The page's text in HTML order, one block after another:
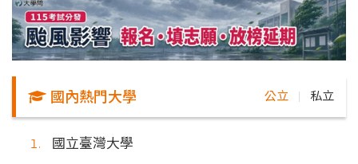
國內熱門大學 公立 私立
國立臺灣大學